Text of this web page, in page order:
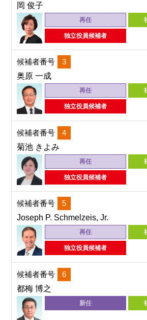
岡 俊子
再任
独立役員候補者
候補者番号
3
奥原 一成
再任
独立役員候補者
候補者番号
4
菊池 きよみ
再任
独立役員候補者
候補者番号
5
Joseph P. Schmelzeis, Jr.
再任
独立役員候補者
候補者番号
6
都梅 博之
新任